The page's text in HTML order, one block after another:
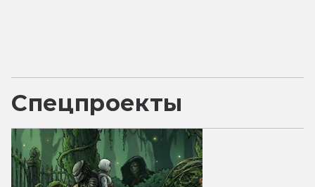
Спецпроекты